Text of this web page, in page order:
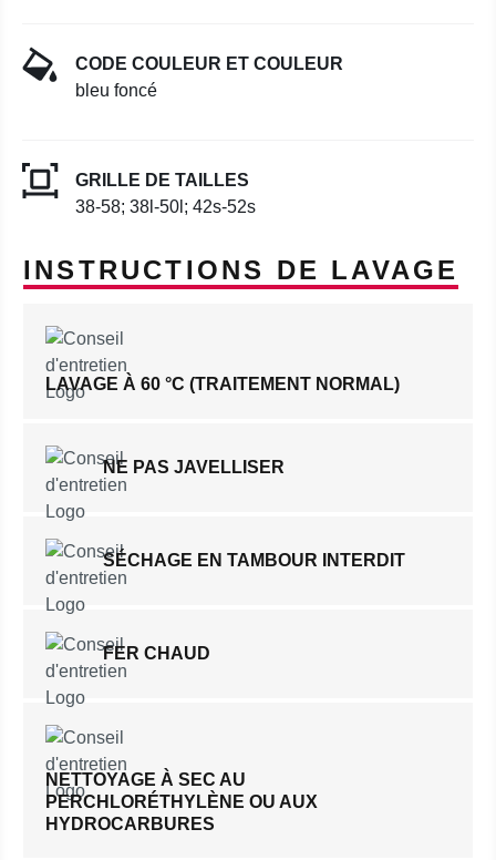
CODE COULEUR ET COULEUR
bleu foncé
GRILLE DE TAILLES
38-58; 38l-50l; 42s-52s
INSTRUCTIONS DE LAVAGE
LAVAGE À 60 °C (TRAITEMENT NORMAL)
NE PAS JAVELLISER
SÉCHAGE EN TAMBOUR INTERDIT
FER CHAUD
NETTOYAGE À SEC AU
PERCHLORÉTHYLÈNE OU AUX
HYDROCARBURES